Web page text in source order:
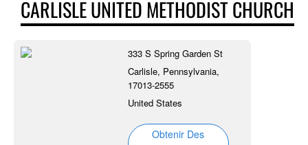
CARLISLE UNITED METHODIST CHURCH
333 S Spring Garden St
Carlisle, Pennsylvania,
17013-2555
United States
Obtenir Des